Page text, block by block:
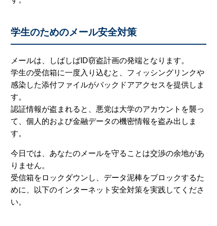
学生のためのメール安全対策
メールは、しばしばID窃盗計画の発端となります。
学生の受信箱に一度入り込むと、フィッシングリンクや
感染した添付ファイルがバックドアアクセスを提供しま
す。
認証情報が盗まれると、悪党は大学のアカウントを襲っ
て、個人的および金融データの機密情報を盗み出しま
す。
今日では、あなたのメールを守ることは交渉の余地があ
りません。
受信箱をロックダウンし、データ泥棒をブロックするた
めに、以下のインターネット安全対策を実践してくださ
い。